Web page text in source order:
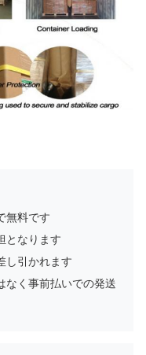
無料です
となります
し引かれます
なく事前払いでの発送